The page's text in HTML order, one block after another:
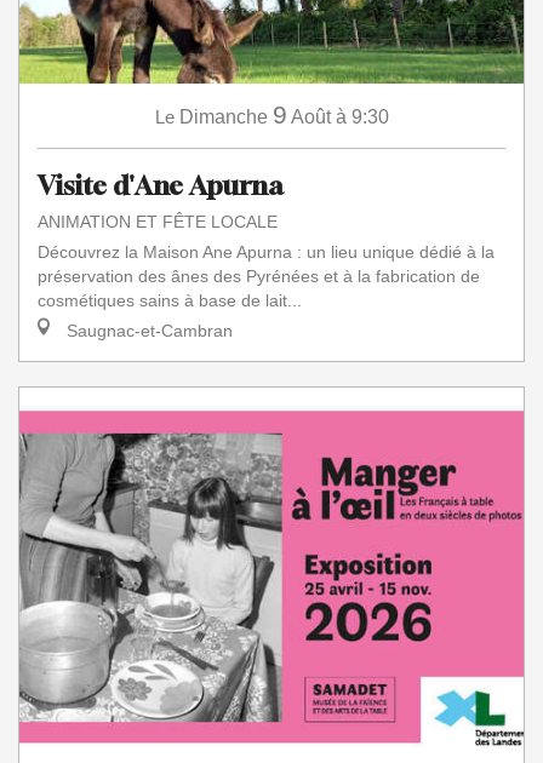
Le Dimanche 9 Août à 9:30
Visite d'Ane Apurna
ANIMATION ET FÊTE LOCALE
Découvrez la Maison Ane Apurna : un lieu unique dédié à la
préservation des ânes des Pyrénées et à la fabrication de
cosmétiques sains à base de lait...
Saugnac-et-Cambran